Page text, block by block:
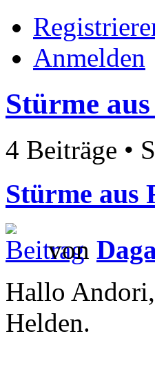
Anmelden
Stürme
4 Beiträge •
Stürme aus
von
Hallo
Helden.